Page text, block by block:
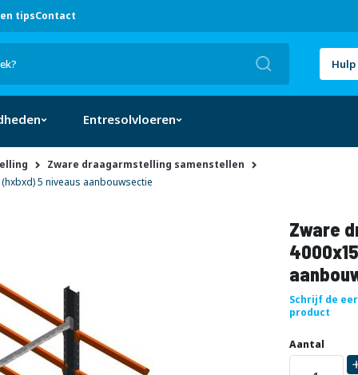
tipsContact
Hulp
Entresolvloeren
Zware draagarmstelling samenstellen
5 niveaus aanbouwsectie
Zware
Schrijf de
product
Aantal